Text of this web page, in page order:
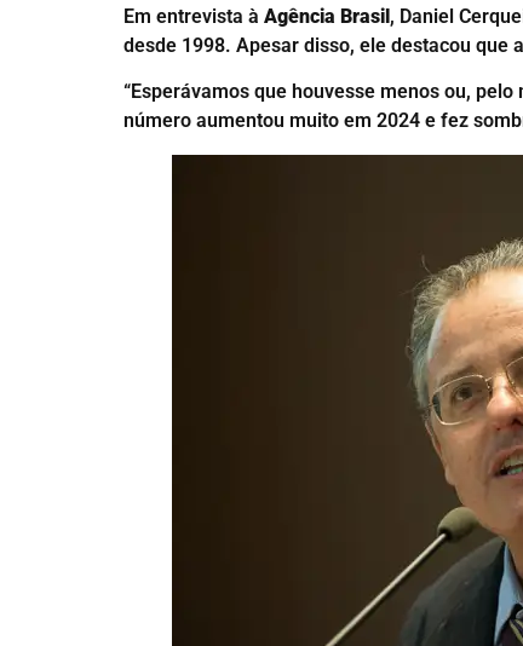
Em entrevista à Agência Brasil, Daniel
desde 1998. Apesar disso, ele destacou que
“Esperávamos que houvesse menos ou,
número aumentou muito em 2024 e fez